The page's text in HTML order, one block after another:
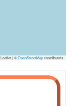
Leaflet | ©OpenStreetMapcontributors